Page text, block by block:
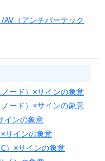
（アンチバーテック
ード）×サインの象意
ード）×サインの象意
インの象意
サインの象意
）×サインの象意